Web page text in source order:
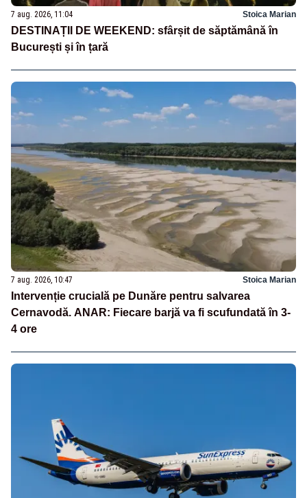
7 aug. 2026, 11:04 Stoica Marian
DESTINAȚII DE WEEKEND: sfârșit de săptămână în
București și în țară
7 aug. 2026, 10:47 Stoica Marian
Intervenție crucială pe Dunăre pentru salvarea
Cernavodă. ANAR: Fiecare barjă va fi scufundată în 3-
4 ore